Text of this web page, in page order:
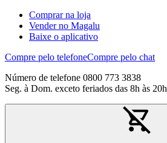
Comprar na loja
Vender no Magalu
Baixe o aplicativo
Compre pelo telefoneCompre pelo chat
Número de telefone 0800 773 3838
Seg. à Dom. exceto feriados das 8h às 20h